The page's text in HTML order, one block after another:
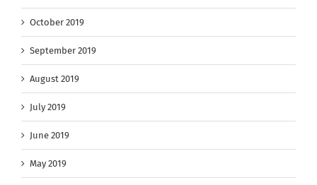
October 2019
September 2019
August 2019
July 2019
June 2019
May 2019